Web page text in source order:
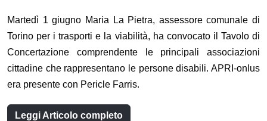
Martedì 1 giugno Maria La Pietra, assessore comunale di
Torino per i trasporti e la viabilità, ha convocato il Tavolo di
Concertazione comprendente le principali associazioni
cittadine che rappresentano le persone disabili. APRI-onlus
era presente con Pericle Farris.
Leggi Articolo completo